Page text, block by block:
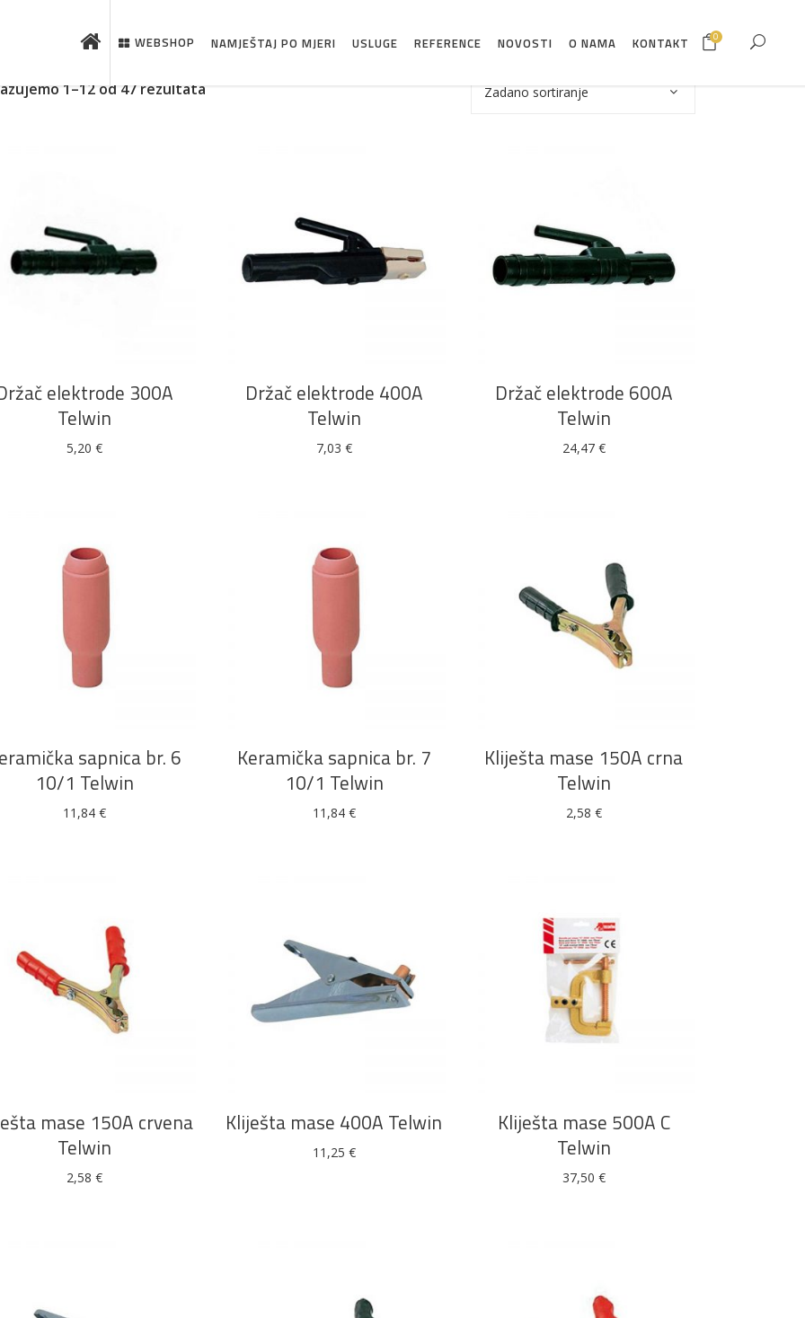
Vrata i
dovratnici
Elektromaterijal
WEBSHOP NAMJEŠTAJ PO MJERI USLUGE REFERENCE NOVOSTI O NAMA KONTAKT 0
1–12 od 47 rezultata Zadano sortiranje
elektrode 300A
Telwin
5,20 €
Držač elektrode 400A
Telwin
7,03 €
Držač elektrode 600A
Telwin
24,47 €
DODAJ U KOŠARICU
sapnica br. 6
10/1 Telwin
11,84 €
DODAJ U KOŠARICU
Keramička sapnica br. 7
10/1 Telwin
11,84 €
Kliješta mase 150A crna
Telwin
2,58 €
mase 150A crvena
Telwin
2,58 €
Kliješta mase 400A Telwin
11,25 €
Kliješta mase 500A C
Telwin
37,50 €